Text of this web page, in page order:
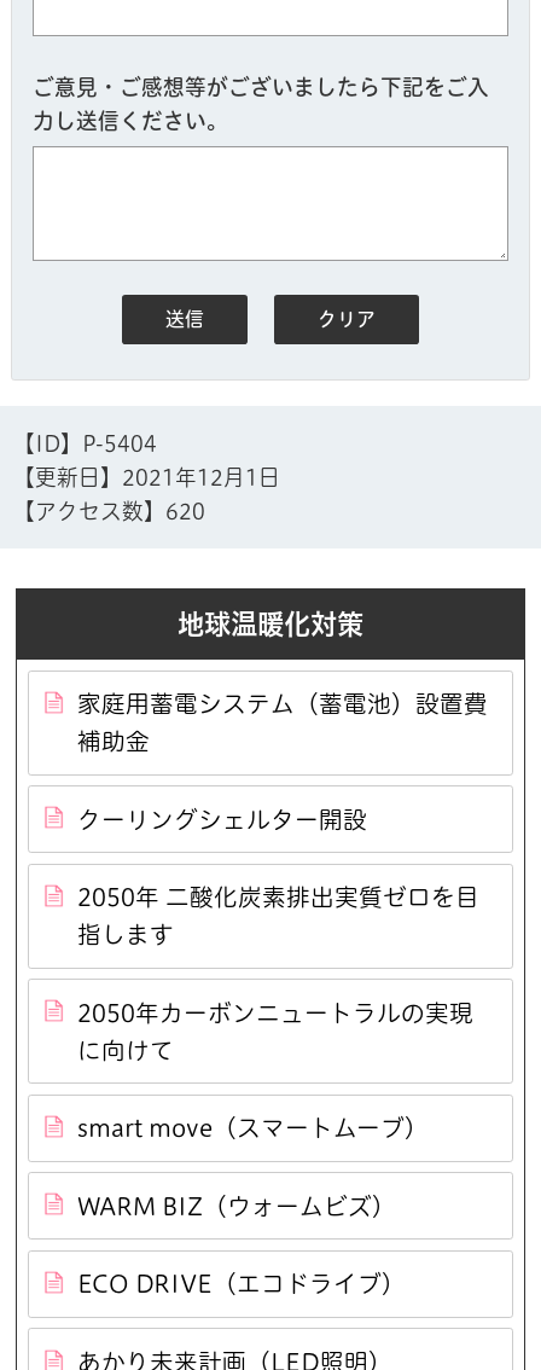
ご意見・ご感想等がございましたら下記をご入
力し送信ください。
【ID】
P-5404
【更新日】 2021年12月1日
【アクセス数】 620
地球温暖化対策
家庭用蓄電システム（蓄電池）設置費
補助金
クーリングシェルター開設
2050年 二酸化炭素排出実質ゼロを目
指します
2050年カーボンニュートラルの実現
に向けて
smart move（スマートムーブ）
WARM BIZ（ウォームビズ）
ECO DRIVE（エコドライブ）
あかり未来計画（LED照明）